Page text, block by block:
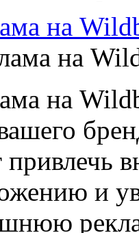
на
на
и